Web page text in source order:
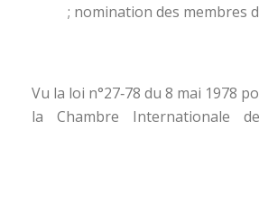
nomination des membres
Vu la loi n°27‑78 du 8 mai 1978
la Chambre Internationale